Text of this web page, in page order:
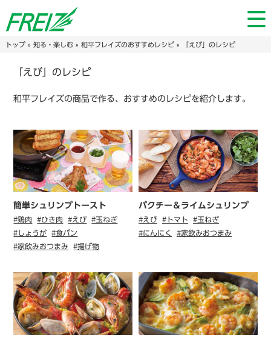
トップ» 知る・楽しむ» 和平フレイズのおすすめレシピ» 「えび」のレシピ
「えび」のレシピ
和平フレイズの商品で作る、おすすめのレシピを紹介します。
簡単シュリンプトースト
#鶏肉 #ひき肉 #えび
#玉ねぎ
#しょうが
#食パン
#家飲みおつまみ
#揚げ物
パクチー＆ライムシュリンプ
#えび #トマト
#玉ねぎ
#にんにく
#家飲みおつまみ